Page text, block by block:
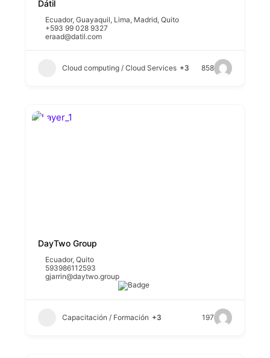
Dátil
Ecuador,Guayaquil, Lima, Madrid,Quito
+593 99 028 9327
eraad@datil.com
Cloud computing / Cloud Services +3 858
DayTwo Group
Ecuador,Quito
593986112593
gjarrin@daytwo.group
Capacitación / Formación +3 197